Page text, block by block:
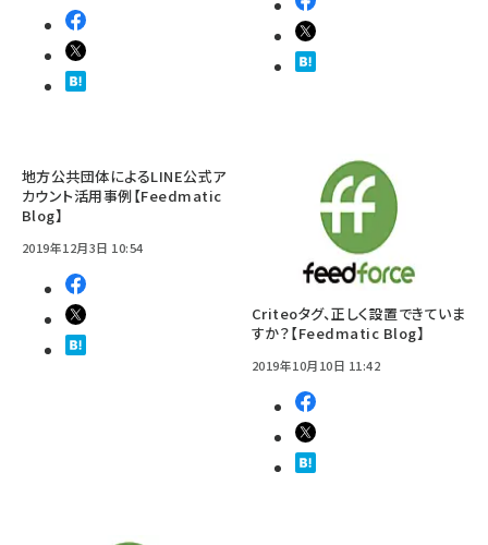
地方公共団体によるLINE公式ア
カウント活用事例【Feedmatic
Blog】
2019年12月3日 10:54
Criteoタグ、正しく設置できていま
すか？【Feedmatic Blog】
2019年10月10日 11:42